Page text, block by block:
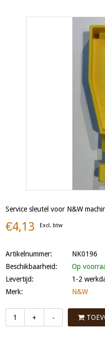
Service sleutel voor N&W
€4,13 Excl. btw
Artikelnummer:
NK0196
Beschikbaarheid:
Op
Levertijd:
1-2
Merk:
N&W
+ -